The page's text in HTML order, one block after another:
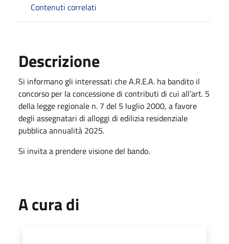
Contenuti correlati
Descrizione
Si informano gli interessati che A.R.E.A. ha bandito il
concorso per la concessione di contributi di cui all’art. 5
della legge regionale n. 7 del 5 luglio 2000, a favore
degli assegnatari di alloggi di edilizia residenziale
pubblica annualità 2025.
Si invita a prendere visione del bando.
A cura di